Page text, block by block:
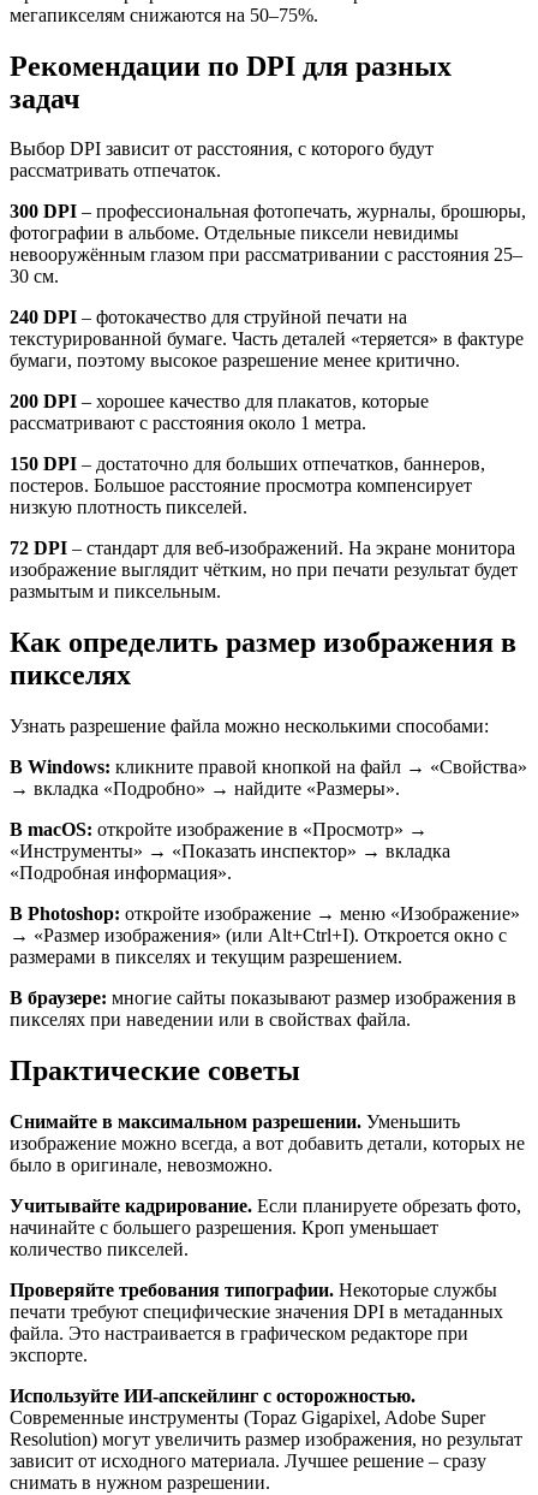
мегапикселям снижаются на 50–75%.
Рекомендации по DPI для разных
задач
Выбор DPI зависит от расстояния, с которого будут
рассматривать отпечаток.
300 DPI – профессиональная фотопечать, журналы, брошюры,
фотографии в альбоме. Отдельные пиксели невидимы
невооружённым глазом при рассматривании с расстояния 25–
30 см.
240 DPI – фотокачество для струйной печати на
текстурированной бумаге. Часть деталей «теряется» в фактуре
бумаги, поэтому высокое разрешение менее критично.
200 DPI – хорошее качество для плакатов, которые
рассматривают с расстояния около 1 метра.
150 DPI – достаточно для больших отпечатков, баннеров,
постеров. Большое расстояние просмотра компенсирует
низкую плотность пикселей.
72 DPI – стандарт для веб-изображений. На экране монитора
изображение выглядит чётким, но при печати результат будет
размытым и пиксельным.
Как определить размер изображения в
пикселях
Узнать разрешение файла можно несколькими способами:
В Windows: кликните правой кнопкой на файл → «Свойства»
→ вкладка «Подробно» → найдите «Размеры».
В macOS: откройте изображение в «Просмотр» →
«Инструменты» → «Показать инспектор» → вкладка
«Подробная информация».
В Photoshop: откройте изображение → меню «Изображение»
→ «Размер изображения» (или Alt+Ctrl+I). Откроется окно с
размерами в пикселях и текущим разрешением.
В браузере: многие сайты показывают размер изображения в
пикселях при наведении или в свойствах файла.
Практические советы
Снимайте в максимальном разрешении. Уменьшить
изображение можно всегда, а вот добавить детали, которых не
было в оригинале, невозможно.
Учитывайте кадрирование. Если планируете обрезать фото,
начинайте с большего разрешения. Кроп уменьшает
количество пикселей.
Проверяйте требования типографии. Некоторые службы
печати требуют специфические значения DPI в метаданных
файла. Это настраивается в графическом редакторе при
экспорте.
Используйте ИИ-апскейлинг с осторожностью.
Современные инструменты (Topaz Gigapixel, Adobe Super
Resolution) могут увеличить размер изображения, но результат
зависит от исходного материала. Лучшее решение – сразу
снимать в нужном разрешении.